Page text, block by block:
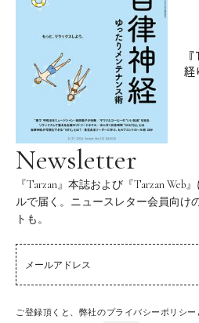
経
Newsletter
『Tarzan』本誌および『Tarzan Web
ルで届く。ニュースレター会員向け
トも。
ご登録頂くと、弊社のプライバシーポリシ